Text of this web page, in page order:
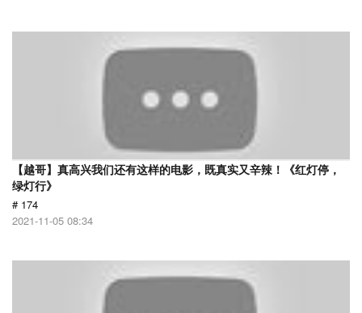
【越哥】真高兴我们还有这样的电影，既真实又辛辣！《红灯停，
绿灯行》
# 174
2021-11-05 08:34